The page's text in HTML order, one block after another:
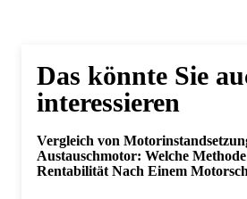
Das könnte Sie
interessieren
Vergleich von
Austauschmotor: Welche
Rentabilität Nach Einem